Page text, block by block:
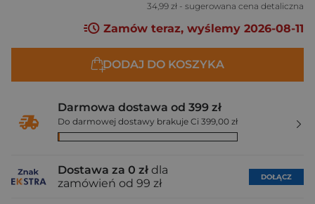
34,99 zł - sugerowana cena detaliczna
Zamów teraz, wyślemy 2026-08-11
DODAJ DO KOSZYKA
Darmowa dostawa od 399 zł
Do darmowej dostawy brakuje Ci 399,00 zł
Dostawa za 0 zł dla
zamówień od 99 zł
DOŁĄCZ